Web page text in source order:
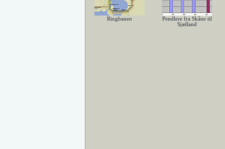
Ringbanen
Pendlere fra Skåne til
Sjælland